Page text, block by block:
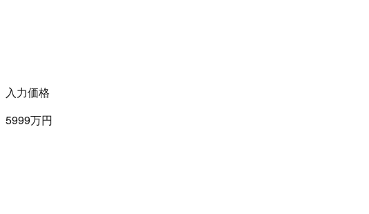
入力価格
5999万円